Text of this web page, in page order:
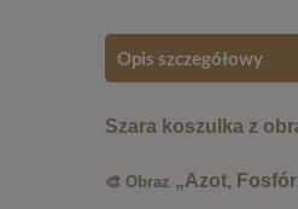
Opis szczegółowy
Szara koszulka z
🎨 Obraz „Azot,